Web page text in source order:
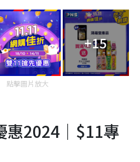
+15
點擊圖片放大
惠2024｜$11專